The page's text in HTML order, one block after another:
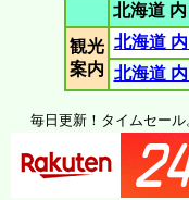
北海道
観光
案内
北海道
北海道
毎日更新！タイムセー